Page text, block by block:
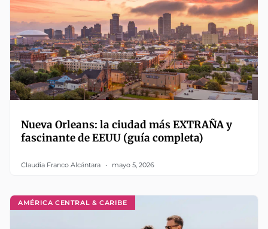
Nueva Orleans: la ciudad más EXTRAÑA y
fascinante de EEUU (guía completa)
Claudia Franco Alcántara mayo 5, 2026
AMÉRICA CENTRAL & CARIBE